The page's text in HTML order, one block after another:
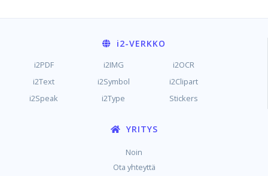
i2-VERKKO
i2PDF i2IMG
i2OCR
i2Text
i2Symbol
i2Clipart
i2Speak
i2Type Stickers
YRITYS
Noin
Ota yhteyttä